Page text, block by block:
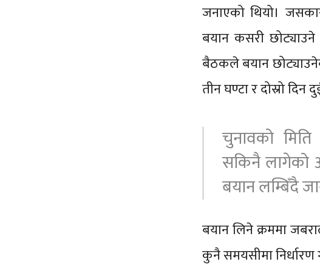
जनाएको थियो।
बयान कसरी
बैठकले बयान
तीन घण्टा र दोस्रो
चुनावको
सकिनै लागेको
बयान लम्बिँदै
बयान लिने क्रममा
कुनै समयसीमा